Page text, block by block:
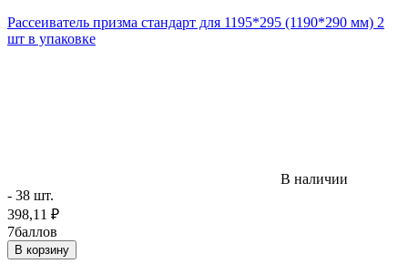
Рассеиватель призма стандарт для 1195*295 (1190*290 мм) 2
шт в упаковке
В наличии
- 38 шт.
398,11 ₽
7баллов
В корзину